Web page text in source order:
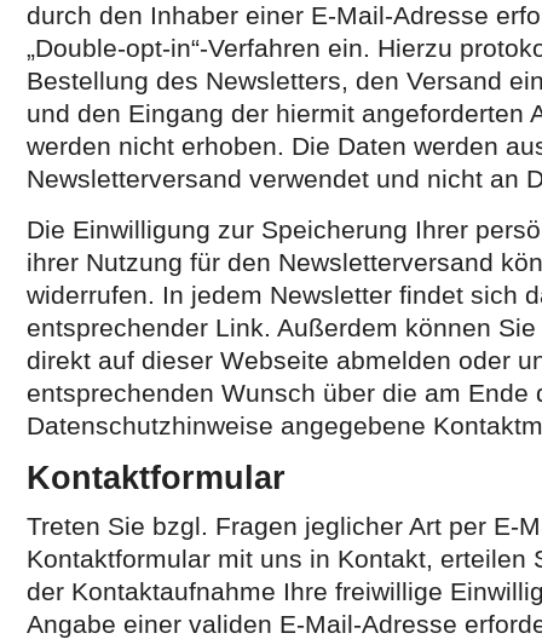
durch den Inhaber einer E-Mail-Adresse
„Double-opt-in“-Verfahren ein. Hierzu
Bestellung des Newsletters, den Versand
und den Eingang der hiermit angeforderten
werden nicht erhoben. Die Daten werden
Newsletterversand verwendet und nicht an
Die Einwilligung zur Speicherung Ihrer
ihrer Nutzung für den Newsletterversand
widerrufen. In jedem Newsletter findet sich
entsprechender Link. Außerdem können
direkt auf dieser Webseite abmelden oder
entsprechenden Wunsch über die am Ende
Datenschutzhinweise angegebene
Kontaktformular
Treten Sie bzgl. Fragen jeglicher Art per E-
Kontaktformular mit uns in Kontakt, erteilen
der Kontaktaufnahme Ihre freiwillige
Angabe einer validen E-Mail-Adresse